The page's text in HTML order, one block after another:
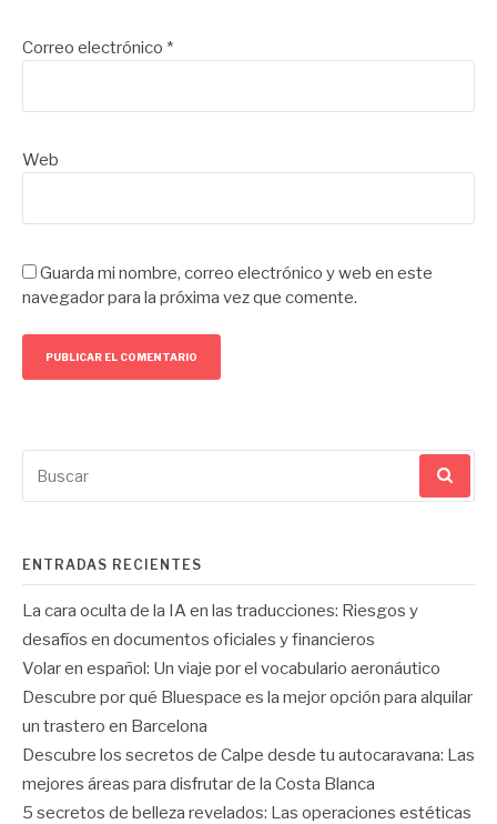
Correo electrónico *
Web
Guarda mi nombre, correo electrónico y web en este
navegador para la próxima vez que comente.
por:
ENTRADAS RECIENTES
La cara oculta de la IA en las traducciones: Riesgos y
desafíos en documentos oficiales y financieros
Volar en español: Un viaje por el vocabulario aeronáutico
Descubre por qué Bluespace es la mejor opción para alquilar
un trastero en Barcelona
Descubre los secretos de Calpe desde tu autocaravana: Las
mejores áreas para disfrutar de la Costa Blanca
5 secretos de belleza revelados: Las operaciones estéticas